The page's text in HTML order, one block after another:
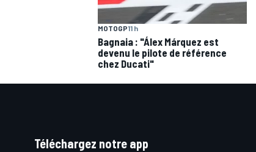
MOTOGP11 h
Bagnaia : "Álex Márquez est
devenu le pilote de référence
chez Ducati"
Téléchargez notre app